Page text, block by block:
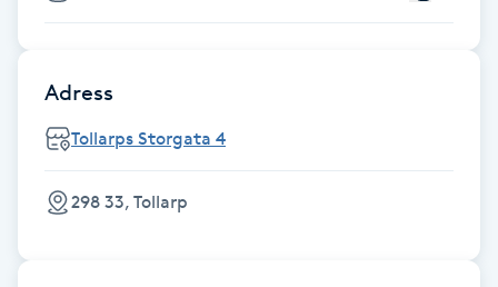
Hollywood Peel
Hot Stone Massage
Hot yoga
Hudföryngring
Huduppstramning
Adress
Tollarps Storgata 4
298 33, Tollarp